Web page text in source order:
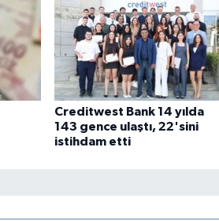
Creditwest Bank 14 yılda
143 gence ulaştı, 22'sini
istihdam etti